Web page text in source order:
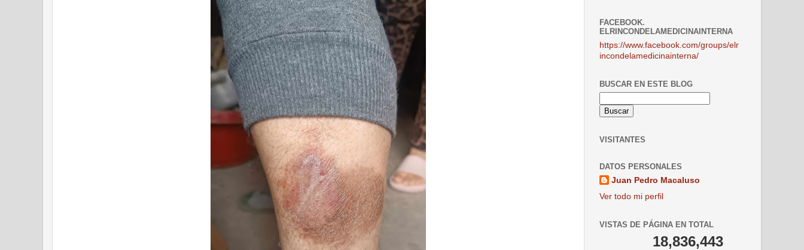
FACEBOOK.
ELRINCONDELAMEDICINAINTERNA
https://www.facebook.com/groups/elr
incondelamedicinainterna/
BUSCAR EN ESTE BLOG
VISITANTES
DATOS PERSONALES
Juan Pedro Macaluso
Ver todo mi perfil
VISTAS DE PÁGINA EN TOTAL
18,836,443